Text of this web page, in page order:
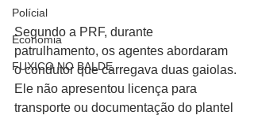
Polícial
Economia
FUXICO NO BALDE
Segundo a PRF, durante
patrulhamento, os agentes abordaram
o condutor que carregava duas gaiolas.
Ele não apresentou licença para
transporte ou documentação do plantel